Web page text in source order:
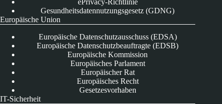
ePrivacy-Richtlinie
Gesundheitsdatennutzungsgesetz (GDNG)
Europäische Union
Europäische Datenschutzausschuss (EDSA)
Europäische Datenschutzbeauftragte (EDSB)
Europäische Kommission
Europäisches Parlament
Europäischer Rat
Europäisches Recht
Gesetzesvorhaben
IT-Sicherheit